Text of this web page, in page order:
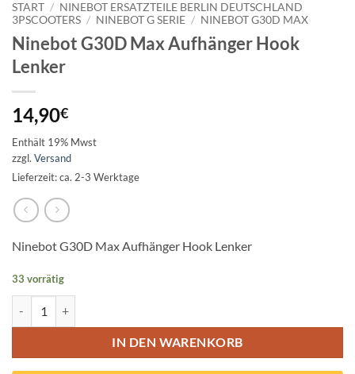
START / NINEBOT ERSATZTEILE BERLIN DEUTSCHLAND
3PSCOOTERS / NINEBOT G SERIE / NINEBOT G30D MAX
Ninebot G30D Max Aufhänger Hook
Lenker
14,90€
Enthält 19% Mwst
zzgl. Versand
Lieferzeit: ca. 2-3 Werktage
Ninebot G30D Max Aufhänger Hook Lenker
33 vorrätig
IN DEN WARENKORB